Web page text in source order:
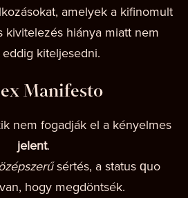
amelyek a kifinomult
kivitelezés hiánya miatt nem
kiteljesedni.
Manifesto
nem fogadják el a kényelmes
jelent.
sértés, a status quo
hogy megdöntsék.